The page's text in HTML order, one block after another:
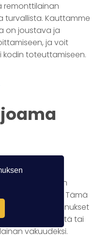
remonttilainan
turvallista. Kauttamme
on joustava ja
ja voit
kodin toteuttamiseen.
remonttilaina on
kotisi remontti. Tämä
parannukset
perheenjäseniltä tai
vakuudeksi.